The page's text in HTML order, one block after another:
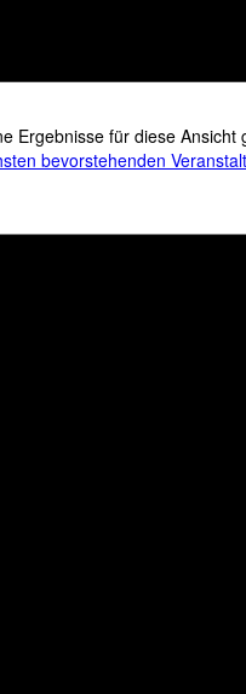
Ergebnisse für diese Ansicht
bevorstehenden